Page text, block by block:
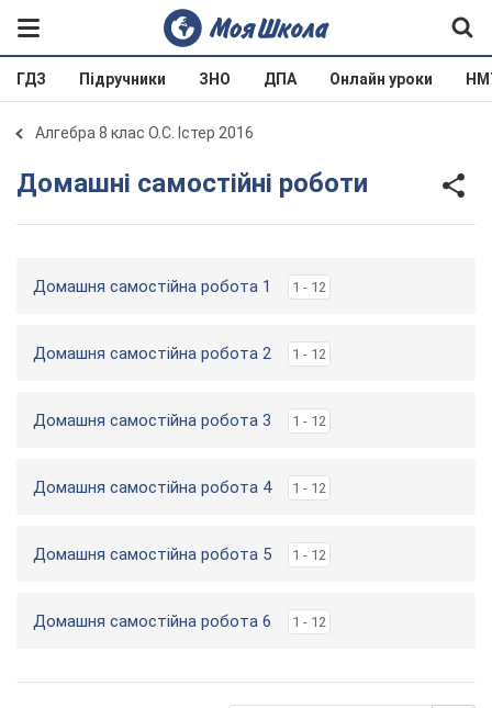
ГДЗ Підручники ЗНО ДПА Онлайн уроки
Алгебра 8 клас О.С. Істер 2016
Домашні самостійні роботи
Домашня самостійна робота 1 1 - 12
Домашня самостійна робота 2 1 - 12
Домашня самостійна робота 3 1 - 12
Домашня самостійна робота 4 1 - 12
Домашня самостійна робота 5 1 - 12
Домашня самостійна робота 6 1 - 12